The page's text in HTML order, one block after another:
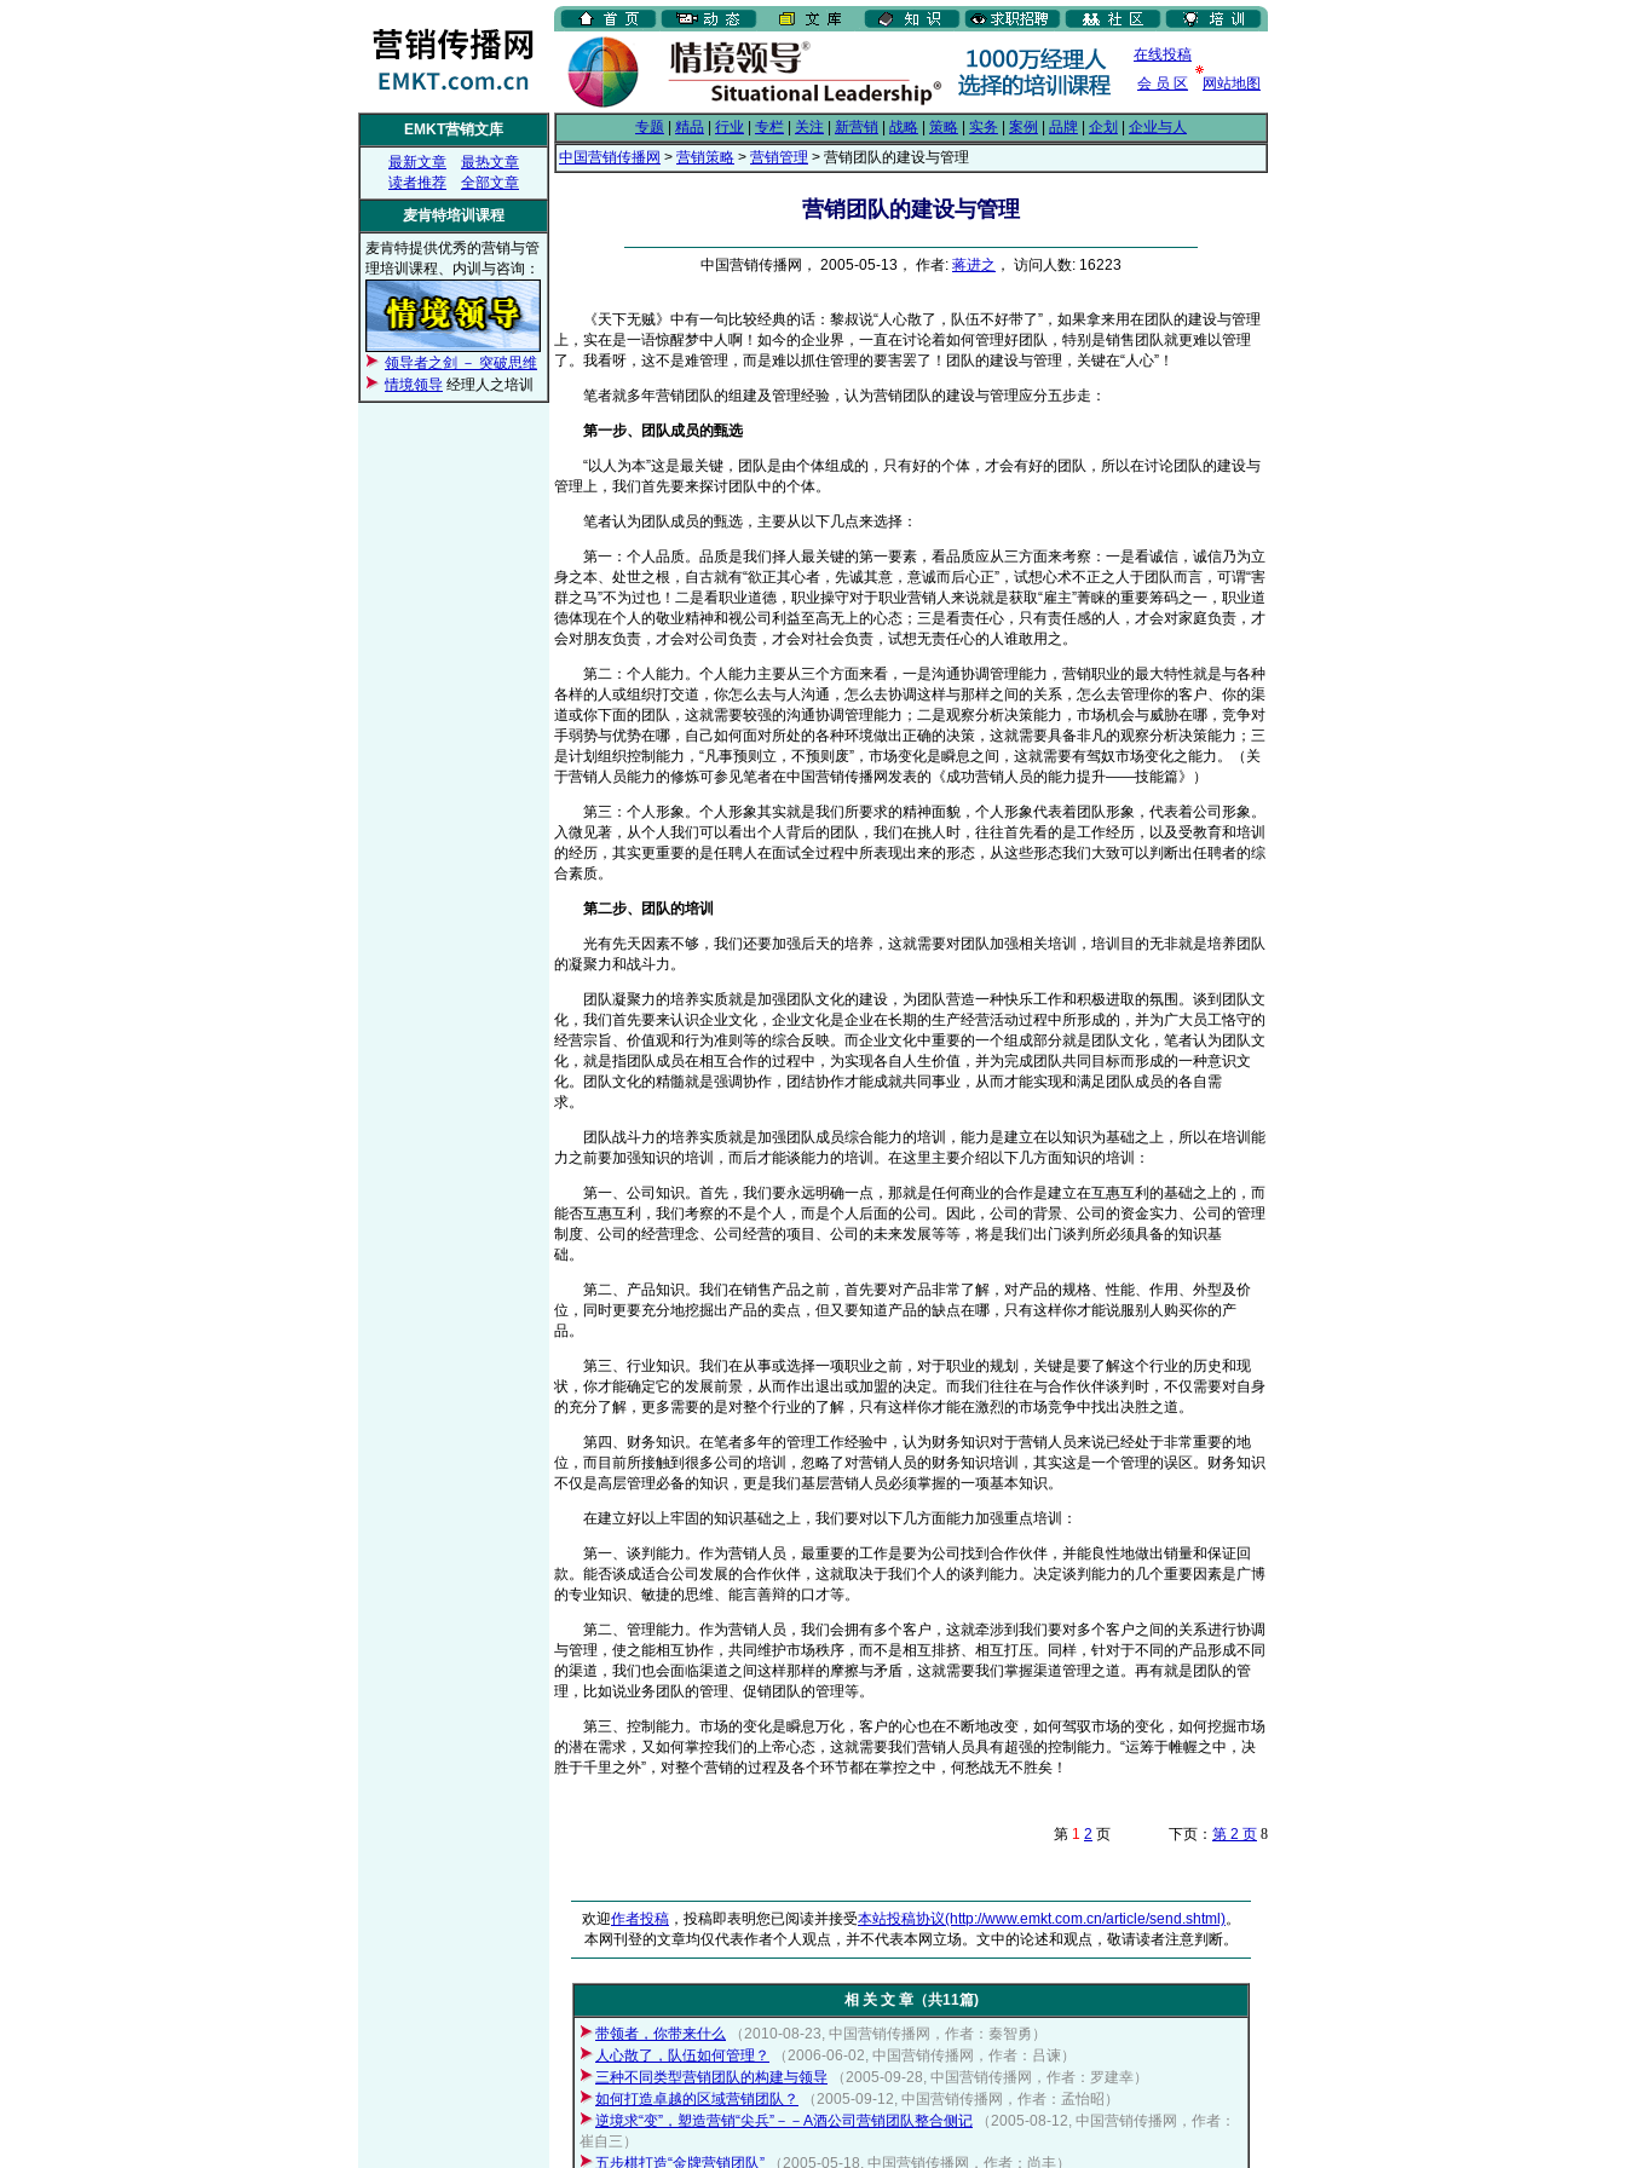
在线投稿
会 员 区
网站地图
EMKT营销文库
最新文章
最热文章
读者推荐
全部文章
麦肯特培训课程
麦肯特提供优秀的营销与管
理培训课程、内训与咨询：
领导者之剑 － 突破思维
情境领导 经理人之培训
专题 精品 行业 专栏 关注 新营销 战略 策略 实务 案例 品牌 企划
企业与人
中国营销传播网 > 营销策略 > 营销管理 > 营销团队的建设与管理
营销团队的建设与管理
中国营销传播网， 2005-05-13， 作者: 蒋进之 ， 访问人数: 16223
《天下无贼》中有一句比较经典的话：黎叔说“人心散了，队伍不好带了”，如果拿来用在团队的建设与管理
上，实在是一语惊醒梦中人啊！如今的企业界，一直在讨论着如何管理好团队，特别是销售团队就更难以管理
了。我看呀，这不是难管理，而是难以抓住管理的要害罢了！团队的建设与管理，关键在“人心”！
笔者就多年营销团队的组建及管理经验，认为营销团队的建设与管理应分五步走：
第一步、团队成员的甄选
“以人为本”这是最关键，团队是由个体组成的，只有好的个体，才会有好的团队，所以在讨论团队的建设与
管理上，我们首先要来探讨团队中的个体。
笔者认为团队成员的甄选，主要从以下几点来选择：
第一：个人品质。品质是我们择人最关键的第一要素，看品质应从三方面来考察：一是看诚信，诚信乃为立
身之本、处世之根，自古就有“欲正其心者，先诚其意，意诚而后心正”，试想心术不正之人于团队而言，可谓“害
群之马”不为过也！二是看职业道德，职业操守对于职业营销人来说就是获取“雇主”菁睐的重要筹码之一，职业道
德体现在个人的敬业精神和视公司利益至高无上的心态；三是看责任心，只有责任感的人，才会对家庭负责，才
会对朋友负责，才会对公司负责，才会对社会负责，试想无责任心的人谁敢用之。
第二：个人能力。个人能力主要从三个方面来看，一是沟通协调管理能力，营销职业的最大特性就是与各种
各样的人或组织打交道，你怎么去与人沟通，怎么去协调这样与那样之间的关系，怎么去管理你的客户、你的渠
道或你下面的团队，这就需要较强的沟通协调管理能力；二是观察分析决策能力，市场机会与威胁在哪，竞争对
手弱势与优势在哪，自己如何面对所处的各种环境做出正确的决策，这就需要具备非凡的观察分析决策能力；三
是计划组织控制能力，“凡事预则立，不预则废”，市场变化是瞬息之间，这就需要有驾奴市场变化之能力。（关
于营销人员能力的修炼可参见笔者在中国营销传播网发表的《成功营销人员的能力提升――技能篇》）
第三：个人形象。个人形象其实就是我们所要求的精神面貌，个人形象代表着团队形象，代表着公司形象。
入微见著，从个人我们可以看出个人背后的团队，我们在挑人时，往往首先看的是工作经历，以及受教育和培训
的经历，其实更重要的是任聘人在面试全过程中所表现出来的形态，从这些形态我们大致可以判断出任聘者的综
合素质。
第二步、团队的培训
光有先天因素不够，我们还要加强后天的培养，这就需要对团队加强相关培训，培训目的无非就是培养团队
的凝聚力和战斗力。
团队凝聚力的培养实质就是加强团队文化的建设，为团队营造一种快乐工作和积极进取的氛围。谈到团队文
化，我们首先要来认识企业文化，企业文化是企业在长期的生产经营活动过程中所形成的，并为广大员工恪守的
经营宗旨、价值观和行为准则等的综合反映。而企业文化中重要的一个组成部分就是团队文化，笔者认为团队文
化，就是指团队成员在相互合作的过程中，为实现各自人生价值，并为完成团队共同目标而形成的一种意识文
化。团队文化的精髓就是强调协作，团结协作才能成就共同事业，从而才能实现和满足团队成员的各自需
求。
团队战斗力的培养实质就是加强团队成员综合能力的培训，能力是建立在以知识为基础之上，所以在培训能
力之前要加强知识的培训，而后才能谈能力的培训。在这里主要介绍以下几方面知识的培训：
第一、公司知识。首先，我们要永远明确一点，那就是任何商业的合作是建立在互惠互利的基础之上的，而
能否互惠互利，我们考察的不是个人，而是个人后面的公司。因此，公司的背景、公司的资金实力、公司的管理
制度、公司的经营理念、公司经营的项目、公司的未来发展等等，将是我们出门谈判所必须具备的知识基
础。
第二、产品知识。我们在销售产品之前，首先要对产品非常了解，对产品的规格、性能、作用、外型及价
位，同时更要充分地挖掘出产品的卖点，但又要知道产品的缺点在哪，只有这样你才能说服别人购买你的产
品。
第三、行业知识。我们在从事或选择一项职业之前，对于职业的规划，关键是要了解这个行业的历史和现
状，你才能确定它的发展前景，从而作出退出或加盟的决定。而我们往往在与合作伙伴谈判时，不仅需要对自身
的充分了解，更多需要的是对整个行业的了解，只有这样你才能在激烈的市场竞争中找出决胜之道。
第四、财务知识。在笔者多年的管理工作经验中，认为财务知识对于营销人员来说已经处于非常重要的地
位，而目前所接触到很多公司的培训，忽略了对营销人员的财务知识培训，其实这是一个管理的误区。财务知识
不仅是高层管理必备的知识，更是我们基层营销人员必须掌握的一项基本知识。
在建立好以上牢固的知识基础之上，我们要对以下几方面能力加强重点培训：
第一、谈判能力。作为营销人员，最重要的工作是要为公司找到合作伙伴，并能良性地做出销量和保证回
款。能否谈成适合公司发展的合作伙伴，这就取决于我们个人的谈判能力。决定谈判能力的几个重要因素是广博
的专业知识、敏捷的思维、能言善辩的口才等。
第二、管理能力。作为营销人员，我们会拥有多个客户，这就牵涉到我们要对多个客户之间的关系进行协调
与管理，使之能相互协作，共同维护市场秩序，而不是相互排挤、相互打压。同样，针对于不同的产品形成不同
的渠道，我们也会面临渠道之间这样那样的摩擦与矛盾，这就需要我们掌握渠道管理之道。再有就是团队的管
理，比如说业务团队的管理、促销团队的管理等。
第三、控制能力。市场的变化是瞬息万化，客户的心也在不断地改变，如何驾驭市场的变化，如何挖掘市场
的潜在需求，又如何掌控我们的上帝心态，这就需要我们营销人员具有超强的控制能力。“运筹于帷幄之中，决
胜于千里之外”，对整个营销的过程及各个环节都在掌控之中，何愁战无不胜矣！
第 1 2 页 下页： 第 2 页 8
欢迎作者投稿 ，投稿即表明您已阅读并接受本站投稿协议(http://www.emkt.com.cn/article/send.shtml)。
本网刊登的文章均仅代表作者个人观点，并不代表本网立场。文中的论述和观点，敬请读者注意判断。
相 关 文 章（共11篇)
带领者，你带来什么
（2010-08-23, 中国营销传播网，作者：秦智勇）
人心散了，队伍如何管理？
（2006-06-02, 中国营销传播网，作者：吕谏）
三种不同类型营销团队的构建与领导
（2005-09-28, 中国营销传播网，作者：罗建幸）
如何打造卓越的区域营销团队？
（2005-09-12, 中国营销传播网，作者：孟怡昭）
逆境求“变”，塑造营销“尖兵”－－A酒公司营销团队整合侧记
（2005-08-12, 中国营销传播网，作者：
崔自三）
五步棋打造“金牌营销团队”
（2005-05-18, 中国营销传播网，作者：尚丰）